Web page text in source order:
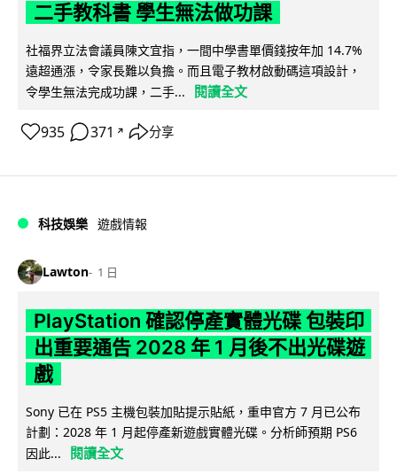
二手教科書 學生無法做功課
社福界立法會議員陳文宜指，一間中學書單價錢按年加 14.7%
遠超通漲，令家長難以負擔。而且電子教材啟動碼這項設計，
令學生無法完成功課，二手...
閱讀全文
935 371 ↗ 分享
科技娛樂 遊戲情報
Lawton 1 日
PlayStation 確認停產實體光碟 包裝印
出重要通告 2028 年 1 月後不出光碟遊
戲
Sony 已在 PS5 主機包裝加貼提示貼紙，重申官方 7 月已公布
計劃：2028 年 1 月起停產新遊戲實體光碟。分析師預期 PS6
因此...
閱讀全文